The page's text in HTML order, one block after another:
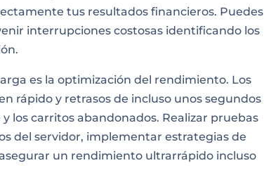
tus resultados financieros. Puedes
interrupciones costosas identificando los
es la optimización del rendimiento. Los
rápido y retrasos de incluso unos segundos
los carritos abandonados. Realizar pruebas
del servidor, implementar estrategias de
un rendimiento ultrarrápido incluso